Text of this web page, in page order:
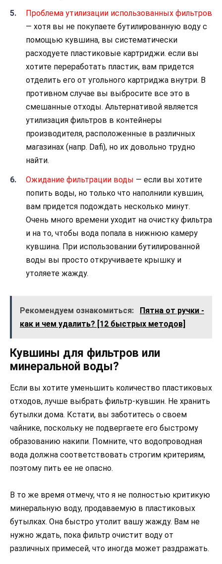
Проблема утилизации использованных фильтров
— хотя вы не покупаете бутилированную воду с
помощью кувшина, вы систематически
расходуете пластиковые картриджи. если вы
хотите переработать пластик, вам придется
отделить его от угольного картриджа внутри. В
противном случае вы выбросите все это в
смешанные отходы. Альтернативой является
утилизация фильтров в контейнеры
производителя, расположенные в различных
магазинах (напр. Dafi), но их довольно трудно
найти.
Ожидание фильтрации воды — если вы хотите
попить воды, но только что наполнили кувшин,
вам придется подождать несколько минут.
Очень много времени уходит на очистку фильтра
и на то, чтобы вода попала в нижнюю камеру
кувшина. При использовании бутилированной
воды вы просто откручиваете крышку и
утоляете жажду.
Рекомендуем ознакомиться:
Пятна от ручки -
как и чем удалить? [12 быстрых методов]
Кувшины для фильтров или
минеральной воды?
Если вы хотите уменьшить количество пластиковых
отходов, лучше выбрать фильтр-кувшин. Не хранить
бутылки дома. Кстати, вы заботитесь о своем
чайнике, поскольку не подвергаете его быстрому
образованию накипи. Помните, что водопроводная
вода должна соответствовать строгим критериям,
поэтому пить ее не опасно.
В то же время отмечу, что я не полностью критикую
минеральную воду, продаваемую в пластиковых
бутылках. Она быстро утолит вашу жажду. Вам не
нужно ждать, пока фильтр очистит воду от
различных примесей, что иногда может раздражать.